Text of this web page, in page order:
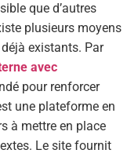
que d’autres
plusieurs moyens
existants. Par
avec
pour renforcer
une plateforme en
à mettre en place
Le site fournit